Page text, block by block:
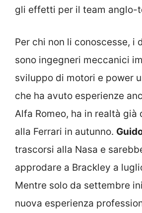
gli effetti per il team anglo-
Per chi non li conoscesse, i
sono ingegneri meccanici
sviluppo di motori e power
che ha avuto esperienze
Alfa Romeo, ha in realtà già
alla Ferrari in autunno.
trascorsi alla Nasa e
approdare a Brackley a
Mentre solo da settembre
nuova esperienza